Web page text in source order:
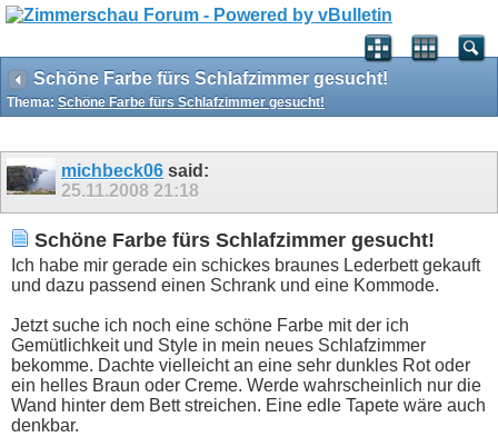
Schöne Farbe fürs Schlafzimmer gesucht!
Thema: Schöne Farbe fürs Schlafzimmer gesucht!
michbeck06 said:
25.11.2008 21:18
Schöne Farbe fürs Schlafzimmer gesucht!
Ich habe mir gerade ein schickes braunes Lederbett gekauft
und dazu passend einen Schrank und eine Kommode.
Jetzt suche ich noch eine schöne Farbe mit der ich
Gemütlichkeit und Style in mein neues Schlafzimmer
bekomme. Dachte vielleicht an eine sehr dunkles Rot oder
ein helles Braun oder Creme. Werde wahrscheinlich nur die
Wand hinter dem Bett streichen. Eine edle Tapete wäre auch
denkbar.